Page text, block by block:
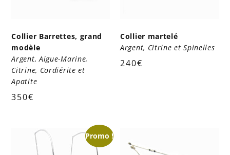
Collier Barrettes, grand
modèle
Argent, Aigue-Marine,
Citrine, Cordiérite et
Apatite
350€
Collier martelé
Argent, Citrine et Spinelles
240€
Promo !